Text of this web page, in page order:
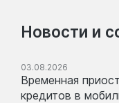
Новости и
03.08.2026
Временная
кредитов в